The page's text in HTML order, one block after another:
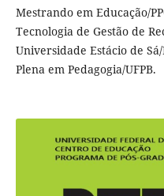
Mestrando em Educação/
Tecnologia de Gestão de
Universidade Estácio de
Plena em Pedagogia/UFPB.